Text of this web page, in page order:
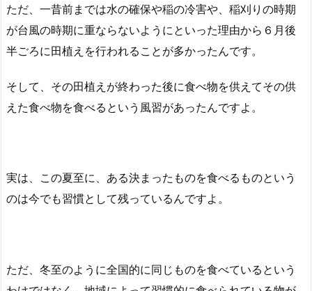
ただ、一昔前までは水の確保や稲の冷害や、稲刈りの時期
が台風の時期に重ならないようにといった理由から６月後
半ごろに田植えを行われることが多かったんです。
そして、その田植えが終わった後に食べ物を供えてその供
えた食べ物を食べるという風習があったんですよ。
実は、この夏至に、ある決まったものを食べるものという
のは今でも習慣として残っているんですよ。
ただ、冬至のように全国的に同じものを食べているという